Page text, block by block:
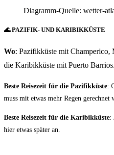
Diagramm-Quelle: wetter-
🌊 PAZIFIK- UND KARIBIKKÜSTE
Wo: Pazifikküste mit Champerico,
die Karibikküste mit Puerto Barrios.
Beste Reisezeit für die Pazifikküste:
muss mit etwas mehr Regen gerechnet
Beste Reisezeit für die Karibikküste:
hier etwas später an.